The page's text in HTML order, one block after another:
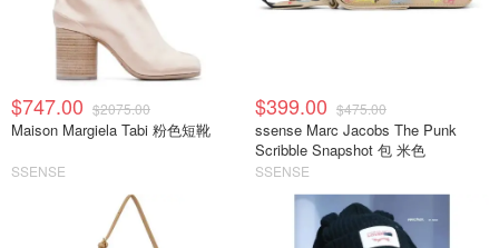
$747.00 $2075.00
Maison Margiela Tabi 粉色短靴
SSENSE
$399.00 $475.00
ssense Marc Jacobs The Punk
Scribble Snapshot 包 米色
SSENSE